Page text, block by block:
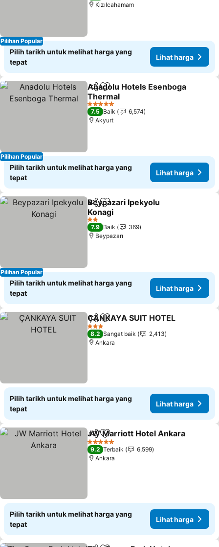
Pilihan Popular
Kızılcahamam
Pilih tarikh untuk melihat harga yang
tepat
Lihat harga
Pilihan Popular
KongsiTambah ke favorit
Anadolu Hotels Esenboga
Thermal
Lihat harga
5 Bintang
7.5 Baik
6,574
Akyurt
Pilih tarikh untuk melihat harga yang
tepat
Lihat harga
Pilihan Popular
KongsiTambah ke favorit
Beypazari Ipekyolu
Konagi
Lihat harga
2 Bintang
7.9 Baik
369
Beypazarı
Pilih tarikh untuk melihat harga yang
tepat
Lihat harga
KongsiTambah ke favorit
ÇANKAYA SUIT HOTEL
3 Bintang
8.2 Sangat baik
2,413
Ankara
Pilih tarikh untuk melihat harga yang
tepat
Lihat harga
KongsiTambah ke favorit
JW Marriott Hotel Ankara
5 Bintang
9.2 Terbaik
6,599
Ankara
Pilih tarikh untuk melihat harga yang
tepat
Lihat harga